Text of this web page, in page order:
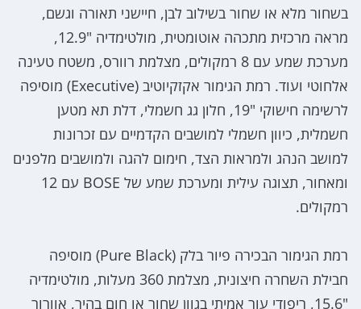
בשחור מלא או שחור בשילוב לבן, חיישני תאורה וגשם,
מראה מרכזית מתכהה אוטומטית, מולטימדיה "12.9,
מערכת שמע עם 8 רמקולים, מצלמת רוורס, משטח טעינה
אלחוטי ועוד. רמת הגימור אקזקיוטיב (Executive) מוסיפה
לרשימה חישוקי "19, חלון גג חשמלי, דלת תא מטען
חשמלית, כיוון חשמלי למושבים הקדמיים עם זכרונות
למושב הנהג ולמראות הצד, חימום להגה ולמושבים מלפנים
ומאחור, תצוגה עילית ומערכת שמע של BOSE עם 12
רמקולים.
רמת הגימור הבכירה פיור בלק (Pure Black) מוסיפה
חבילת השחרה חיצונית, מצלמת 360 מעלות, מולטימדיה
"15.6, ריפודי עור אמיתי בגוון שחור או חום בהיר, אוורור